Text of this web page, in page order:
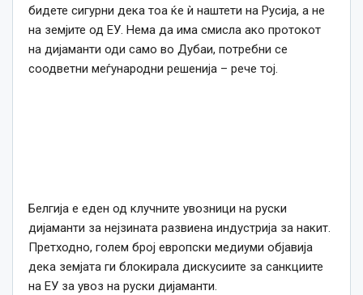
бидете сигурни дека тоа ќе ѝ наштети на Русија, а не
на земјите од ЕУ. Нема да има смисла ако протокот
на дијаманти оди само во Дубаи, потребни се
соодветни меѓународни решенија – рече тој.
Белгија е еден од клучните увозници на руски
дијаманти за нејзината развиена индустрија за накит.
Претходно, голем број европски медиуми објавија
дека земјата ги блокирала дискусиите за санкциите
на ЕУ за увоз на руски дијаманти.